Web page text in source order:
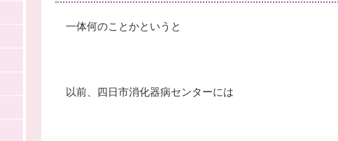
一体何のことかというと
以前、四日市消化器病センターには